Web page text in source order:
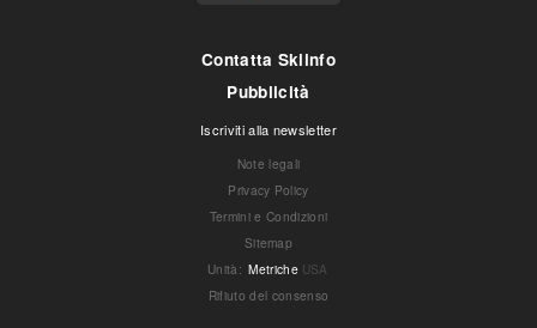
Contatta Skiinfo
Pubblicità
Iscriviti alla newsletter
Note legali
Privacy Policy
Termini e Condizioni
Sitemap
Unità: Metriche USA
Rifiuto del consenso